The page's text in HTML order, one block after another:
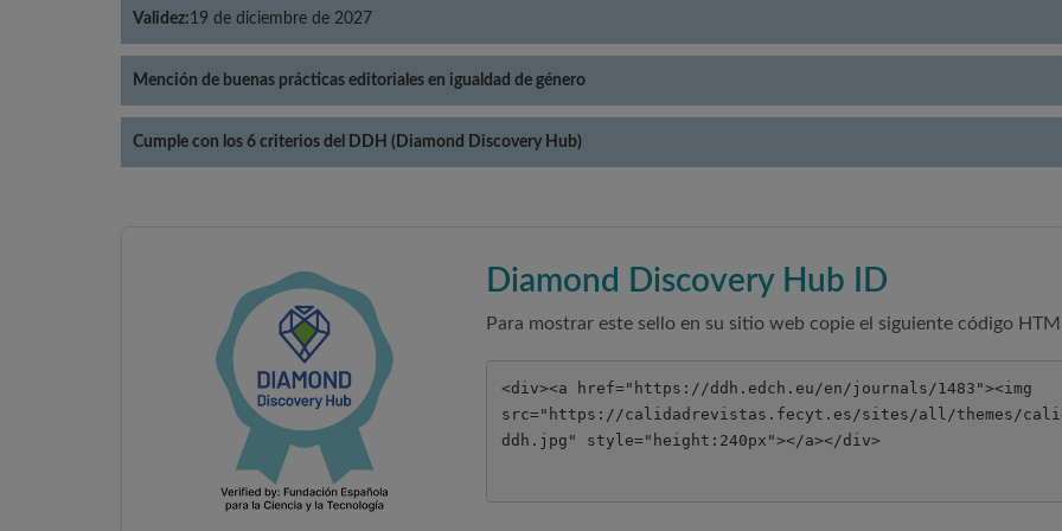
Validez:19 de diciembre de 2027
Mención de buenas prácticas editoriales en igualdad de género
Cumple con los 6 criterios del DDH (Diamond Discovery Hub)
Diamond Discovery Hub ID
Para mostrar este sello en su sitio web copie el siguiente código